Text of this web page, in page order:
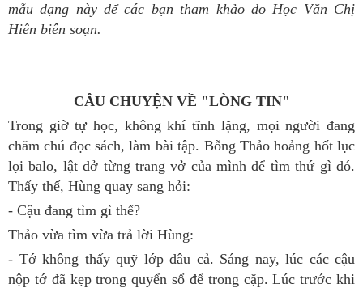
mẫu dạng này để các bạn tham khảo do Học Văn Chị
Hiên biên soạn.
CÂU CHUYỆN VỀ "LÒNG TIN"
Trong giờ tự học, không khí tĩnh lặng, mọi người đang
chăm chú đọc sách, làm bài tập. Bỗng Thảo hoảng hốt lục
lọi balo, lật dở từng trang vở của mình để tìm thứ gì đó.
Thấy thế, Hùng quay sang hỏi:
- Cậu đang tìm gì thế?
Thảo vừa tìm vừa trả lời Hùng:
- Tớ không thấy quỹ lớp đâu cả. Sáng nay, lúc các cậu
nộp tớ đã kẹp trong quyển sổ để trong cặp. Lúc trước khi